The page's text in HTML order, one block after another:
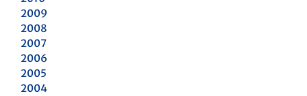
2009
2008
2007
2006
2005
2004